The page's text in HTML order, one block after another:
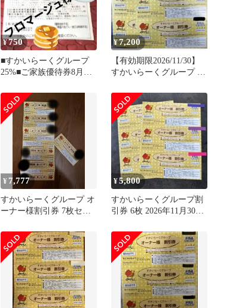
¥750
■すかいらーくグループ
25%■ご家族優待券8月末
¥7,200
【有効期限2026/11/30】
すかいらーくグループ オ
¥ 7,777
すかいらーくグループ オ
ーナー様割引券 7枚セッ
¥5,800
すかいらーくグループ割
引券 6枚 2026年11月30日